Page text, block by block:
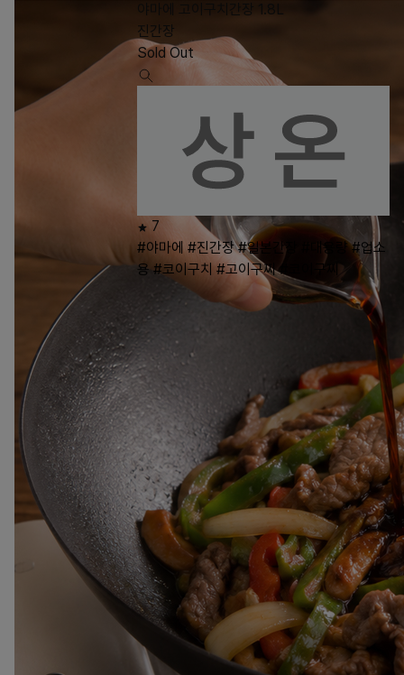
야마에 고이구치간장 1.8L
진간장
Sold Out
7
#야마에 #진간장 #일본간장 #대용량 #업소
용 #코이구치 #고이구찌 #코이구찌